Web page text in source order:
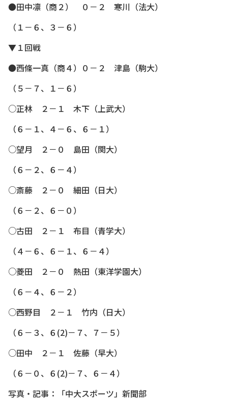
●田中凛（商２） ０－２ 寒川（法大）
（１－６、３－６）
▼１回戦
●西條一真（商４）０－２ 津島（駒大）
（５－７、１－６）
○正林 ２－１ 木下（上武大）
（６－１、４－６、６－１）
○望月 ２－０ 島田（関大）
（６－２、６－４）
○斎藤 ２－０ 細田（日大）
（６－２、６－０）
○古田 ２－１ 布目（青学大）
（４－６、６－１、６－４）
○菱田 ２－０ 熱田（東洋学園大）
（６－４、６－２）
○西野目 ２－１ 竹内（日大）
（６－３、６(2)－７、７－５）
○田中 ２－１ 佐藤（早大）
（６－０、６(2)－７、６－４）
写真・記事：「中大スポーツ」新聞部